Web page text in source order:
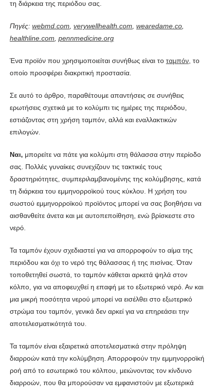
τη διάρκεια της περιόδου σας.
Πηγές: webmd.com verywellhealth.com wearedame.co
healthline.com pennmedicine.org
Ένα προϊόν που χρησιμοποιείται συνήθως είναι το ταμπόν , το
οποίο προσφέρει διακριτική προστασία.
Σε αυτό το άρθρο, παραθέτουμε απαντήσεις σε συνήθεις
ερωτήσεις σχετικά με το κολύμπι τις ημέρες της περιόδου,
εστιάζοντας στη χρήση ταμπόν, αλλά και εναλλακτικών
επιλογών.
Ναι, μπορείτε να πάτε για κολύμπι στη θάλασσα στην περίοδο
σας. Πολλές γυναίκες συνεχίζουν τις τακτικές τους
δραστηριότητες, συμπεριλαμβανομένης της κολύμβησης, κατά
τη διάρκεια του εμμηνορροϊκού τους κύκλου. Η χρήση του
σωστού εμμηνορροϊκού προϊόντος μπορεί να σας βοηθήσει να
αισθανθείτε άνετα και με αυτοπεποίθηση, ενώ βρίσκεστε στο
νερό.
Τα ταμπόν έχουν σχεδιαστεί για να απορροφούν το αίμα της
περιόδου και όχι το νερό της θάλασσας ή της πισίνας. Όταν
τοποθετηθεί σωστά, το ταμπόν κάθεται αρκετά ψηλά στον
κόλπο, για να αποφευχθεί η επαφή με το εξωτερικό νερό. Αν και
μια μικρή ποσότητα νερού μπορεί να εισέλθει στο εξωτερικό
στρώμα του ταμπόν, γενικά δεν αρκεί για να επηρεάσει την
αποτελεσματικότητά του.
Τα ταμπόν είναι εξαιρετικά αποτελεσματικά στην πρόληψη
διαρροών κατά την κολύμβηση. Απορροφούν την εμμηνορροϊκή
ροή από το εσωτερικό του κόλπου, μειώνοντας τον κίνδυνο
διαρροών, που θα μπορούσαν να εμφανιστούν με εξωτερικά